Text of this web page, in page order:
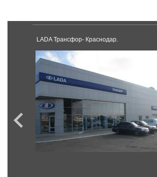
LADA Трансфор- Краснодар.